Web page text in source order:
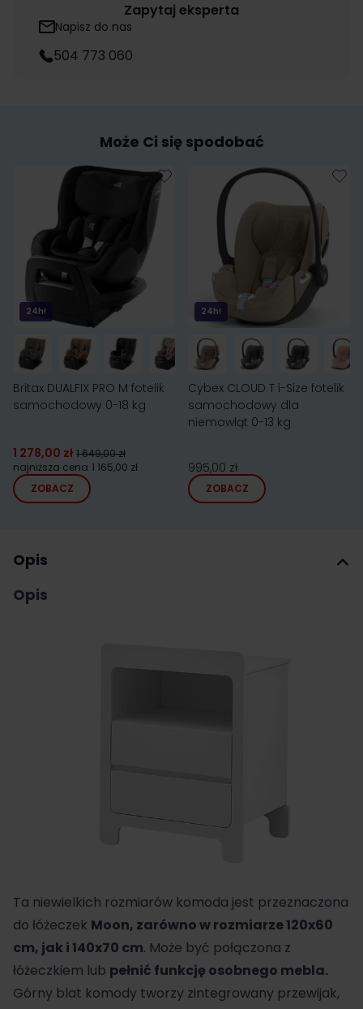
Zapytaj eksperta
Napisz do nas
504 773 060
Może Ci się spodobać
24h!
Britax DUALFIX PRO M fotelik
samochodowy 0-18 kg
1 278,00 zł 1 649,00 zł
najniższa cena 1 165,00 zł
ZOBACZ
24h!
Cybex CLOUD T i-Size fotelik
samochodowy dla
niemowląt 0-13 kg
995,00 zł
ZOBACZ
Opis
Opis
Ta niewielkich rozmiarów komoda jest przeznaczona
do łóżeczek Moon, zarówno w rozmiarze 120x60
cm, jak i 140x70 cm. Może być połączona z
łóżeczkiem lub pełnić funkcję osobnego mebla.
Górny blat komody tworzy zintegrowany przewijak,